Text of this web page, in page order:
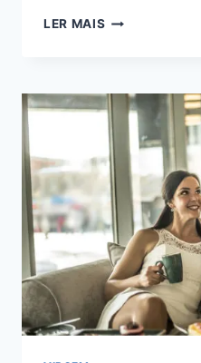
LER MAIS QUÍRON
CURAR
A
FERIDA
DA
PERFEIÇÃO